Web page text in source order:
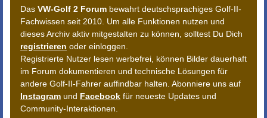
Das VW-Golf 2 Forum bewahrt deutschsprachiges Golf-II-
Fachwissen seit 2010. Um alle Funktionen nutzen und
dieses Archiv aktiv mitgestalten zu können, solltest Du Dich
registrieren oder einloggen.
Registrierte Nutzer lesen werbefrei, können Bilder dauerhaft
im Forum dokumentieren und technische Lösungen für
andere Golf-II-Fahrer auffindbar halten. Abonniere uns auf
Instagram und Facebook für neueste Updates und
Community-Interaktionen.